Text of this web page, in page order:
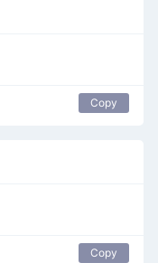
Copy
Copy